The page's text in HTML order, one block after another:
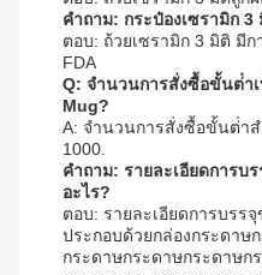
คําถาม: กระป๋องเซรามิก 3
ตอบ: ถ้วยเซรามิก 3 มิติ มีก
FDA
Q: จํานวนการสั่งซื้อขั้นต่ํา
Mug?
A: จํานวนการสั่งซื้อขั้นต่ํา
1000.
คําถาม: รายละเอียดการบ
อะไร?
ตอบ: รายละเอียดการบรร
ประกอบด้วยกล่องกระดาษ
กระดาษกระดาษกระดาษก